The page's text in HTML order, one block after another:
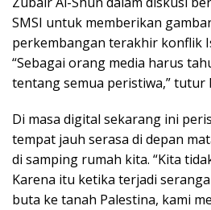
SMSI untuk memberikan
perkembangan terakhir konflik
“Sebagai orang media harus
tentang semua peristiwa,” tutur
Di masa digital sekarang ini
tempat jauh serasa di depan
di samping rumah kita. “Kita
Karena itu ketika terjadi
buta ke tanah Palestina, kami